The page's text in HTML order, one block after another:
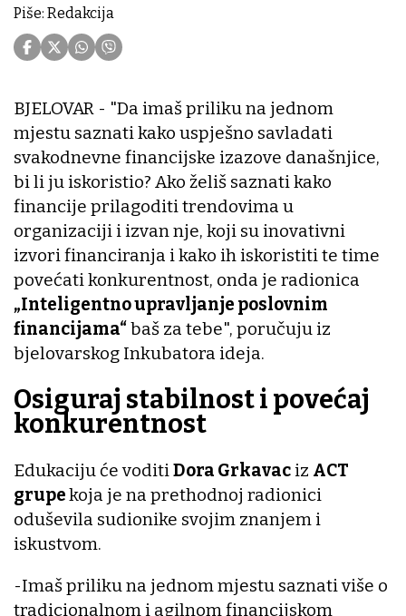
Piše: Redakcija
BJELOVAR - "Da imaš priliku na jednom
mjestu saznati kako uspješno savladati
svakodnevne financijske izazove današnjice,
bi li ju iskoristio? Ako želiš saznati kako
financije prilagoditi trendovima u
organizaciji i izvan nje, koji su inovativni
izvori financiranja i kako ih iskoristiti te time
povećati konkurentnost, onda je radionica
„Inteligentno upravljanje poslovnim
financijama“ baš za tebe", poručuju iz
bjelovarskog Inkubatora ideja.
Osiguraj stabilnost i povećaj
konkurentnost
Edukaciju će voditi Dora Grkavaciz ACT
grupekoja je na prethodnoj radionici
oduševila sudionike svojim znanjem i
iskustvom.
-Imaš priliku na jednom mjestu saznati više o
tradicionalnom i agilnom financijskom